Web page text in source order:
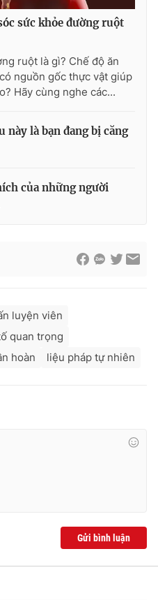
897 897
VTV.vn khi phát hành lại
sức khỏe đường ruột
ruột là gì? Chế độ ăn
nguồn gốc thực vật giúp
Hãy cùng nghe các...
này là bạn đang bị căng
của những người
luyện viên
quan trọng
hoàn liệu pháp tự nhiên
Gửi bình luận